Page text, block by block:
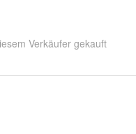
Verkäufer gekauft